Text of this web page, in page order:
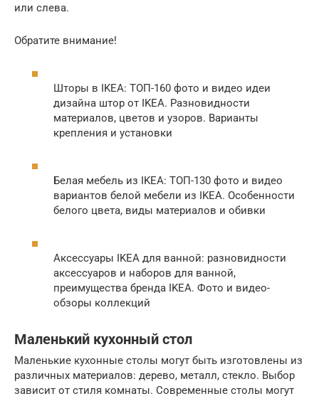
или слева.
Обратите внимание!
Шторы в IKEA: ТОП-160 фото и видео идеи
дизайна штор от IKEA. Разновидности
материалов, цветов и узоров. Варианты
крепления и установки
Белая мебель из IKEA: ТОП-130 фото и видео
вариантов белой мебели из IKEA. Особенности
белого цвета, виды материалов и обивки
Аксессуары IKEA для ванной: разновидности
аксессуаров и наборов для ванной,
преимущества бренда IKEA. Фото и видео-
обзоры коллекций
Маленький кухонный стол
Маленькие кухонные столы могут быть изготовлены из
различных материалов: дерево, металл, стекло. Выбор
зависит от стиля комнаты. Современные столы могут